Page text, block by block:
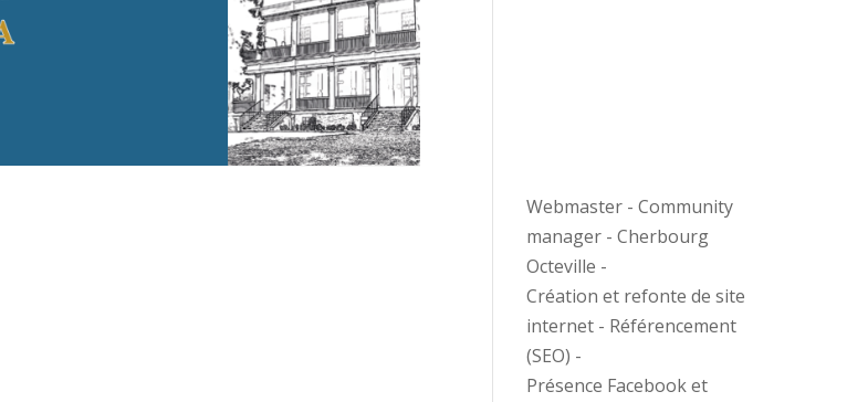
Webmaster - Community
manager - Cherbourg
Octeville -
Création et refonte de site
internet - Référencement
(SEO) -
Présence Facebook et